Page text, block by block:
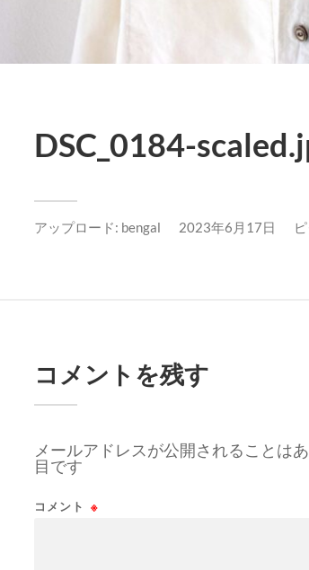
DSC_0184-
アップロード: bengal 2023年6月17日
コメントを残す
メールアドレスが公開されることはあ
目です
コメント ※